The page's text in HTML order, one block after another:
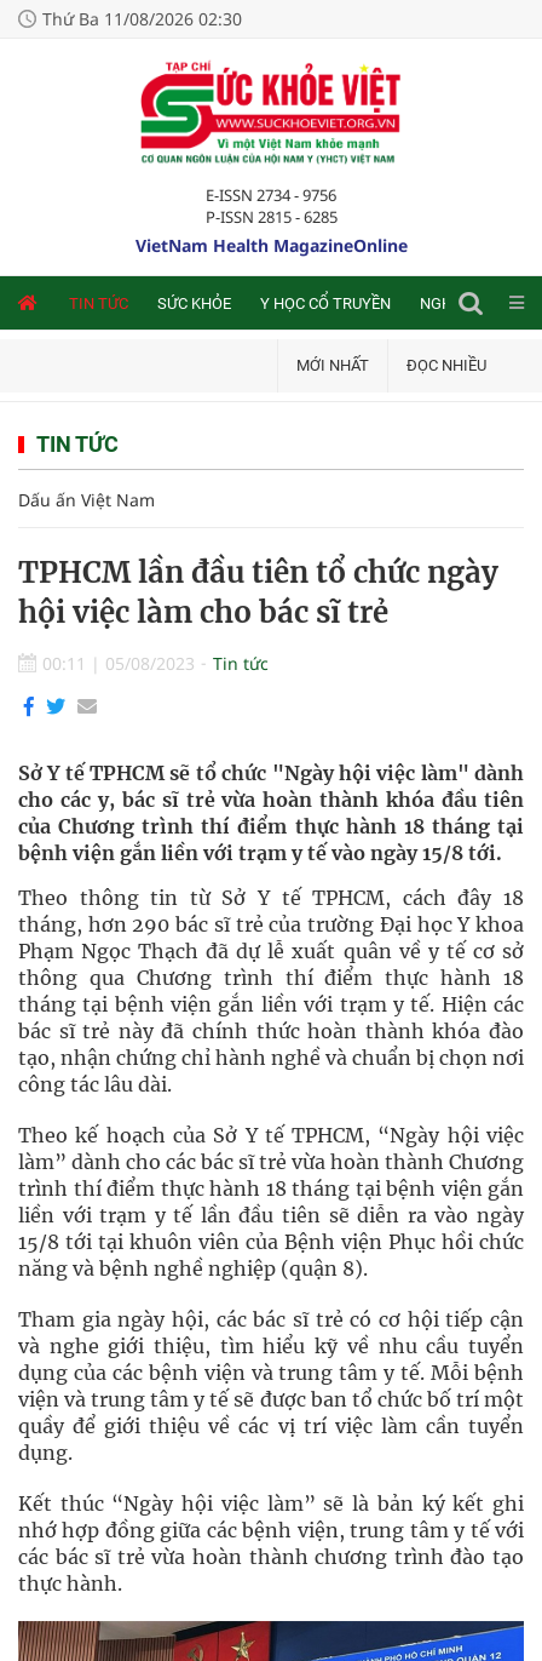
Thứ Ba 11/08/2026 02:30
E-ISSN 2734 - 9756
P-ISSN 2815 - 6285
VietNam Health MagazineOnline
TIN TỨC SỨC KHỎE Y HỌC CỔ TRUYỀN NGHIÊN CỨU
MỚI NHẤT ĐỌC NHIỀU
TIN TỨC
Dấu ấn Việt Nam
TPHCM lần đầu tiên tổ chức ngày
hội việc làm cho bác sĩ trẻ
00:11 | 05/08/2023 Tin tức
Sở Y tế TPHCM sẽ tổ chức "Ngày hội việc làm" dành
cho các y, bác sĩ trẻ vừa hoàn thành khóa đầu tiên
của Chương trình thí điểm thực hành 18 tháng tại
bệnh viện gắn liền với trạm y tế vào ngày 15/8 tới.
Theo thông tin từ Sở Y tế TPHCM, cách đây 18
tháng, hơn 290 bác sĩ trẻ của trường Đại học Y khoa
Phạm Ngọc Thạch đã dự lễ xuất quân về y tế cơ sở
thông qua Chương trình thí điểm thực hành 18
tháng tại bệnh viện gắn liền với trạm y tế. Hiện các
bác sĩ trẻ này đã chính thức hoàn thành khóa đào
tạo, nhận chứng chỉ hành nghề và chuẩn bị chọn nơi
công tác lâu dài.
Theo kế hoạch của Sở Y tế TPHCM, “Ngày hội việc
làm” dành cho các bác sĩ trẻ vừa hoàn thành Chương
trình thí điểm thực hành 18 tháng tại bệnh viện gắn
liền với trạm y tế lần đầu tiên sẽ diễn ra vào ngày
15/8 tới tại khuôn viên của Bệnh viện Phục hồi chức
năng và bệnh nghề nghiệp (quận 8).
Tham gia ngày hội, các bác sĩ trẻ có cơ hội tiếp cận
và nghe giới thiệu, tìm hiểu kỹ về nhu cầu tuyển
dụng của các bệnh viện và trung tâm y tế. Mỗi bệnh
viện và trung tâm y tế sẽ được ban tổ chức bố trí một
quầy để giới thiệu về các vị trí việc làm cần tuyển
dụng.
Kết thúc “Ngày hội việc làm” sẽ là bản ký kết ghi
nhớ hợp đồng giữa các bệnh viện, trung tâm y tế với
các bác sĩ trẻ vừa hoàn thành chương trình đào tạo
thực hành.